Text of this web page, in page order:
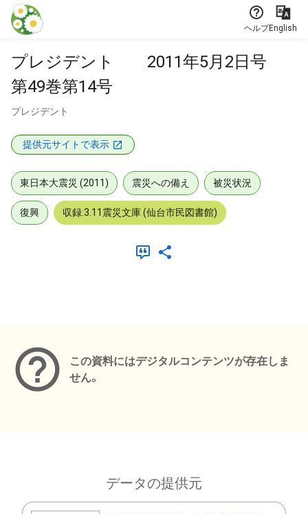
本文に飛ぶ
ヘルプEnglish
プレジデント 2011年5月2日号
第49巻第14号
プレジデント
提供元サイトで表示
東日本大震災 (2011) 震災への備え 被災状況
復興 収録:3.11震災文庫 (仙台市民図書館)
この資料にはデジタルコンテンツが存在しま
せん。
データの提供元